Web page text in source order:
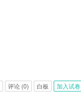
评论 (0) 白板 加入试卷